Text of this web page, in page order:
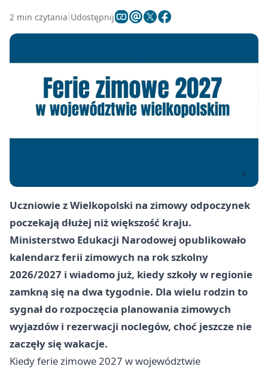
2 min czytania Udostępnij
Uczniowie z Wielkopolski na zimowy odpoczynek
poczekają dłużej niż większość kraju.
Ministerstwo Edukacji Narodowej opublikowało
kalendarz ferii zimowych na rok szkolny
2026/2027 i wiadomo już, kiedy szkoły w regionie
zamkną się na dwa tygodnie. Dla wielu rodzin to
sygnał do rozpoczęcia planowania zimowych
wyjazdów i rezerwacji noclegów, choć jeszcze nie
zaczęły się wakacje.
Kiedy ferie zimowe 2027 w województwie